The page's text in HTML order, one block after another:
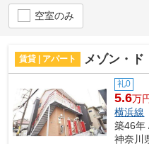
空室のみ
賃貸 | アパート メゾン・ド
礼0
5.6万
横浜線
築46年
神奈川